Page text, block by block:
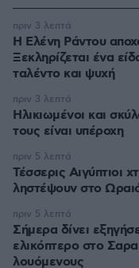
Η Ελένη Ράντου
Ξεκληρίζεται ένα είδος ανθρώπων με ανιδιοτέλεια,
ταλέντο και ψυχή
πριν 3 λεπτά
Ηλικιωμένοι και
τους είναι υπέροχη
πριν 3 λεπτά
Τέσσερις Αιγύπτιοι
ληστέψουν στο
πριν 5 λεπτά
Σήμερα δίνει
ελικόπτερο στο
λουόμενους
πριν 5 λεπτά